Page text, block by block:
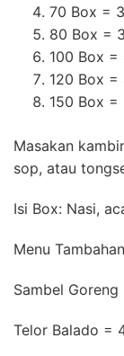
70 Box =
80 Box =
100 Box =
120 Box =
150 Box
Masakan
sop, atau
Isi Box: Nasi,
Menu Tambahan
Sambel
Telor Balado =